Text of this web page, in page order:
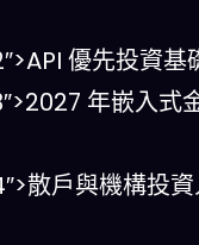
優先投資基
年嵌入式
散戶與機構投